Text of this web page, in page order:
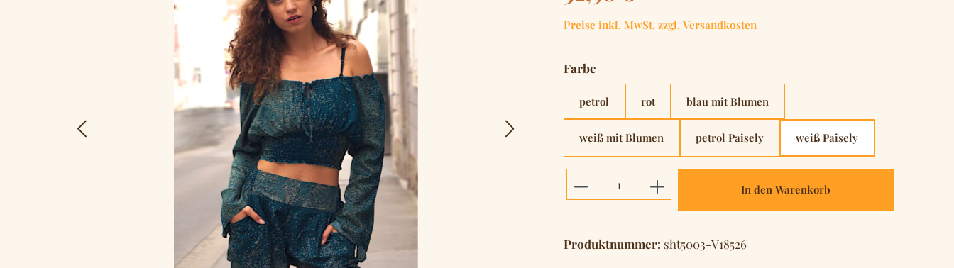
Preise inkl. MwSt. zzgl. Versandkosten
Farbe
petrol rot blau mit Blumen
weiß mit Blumen petrol Paisely weiß Paisely
Produkt Anzahl: Gib den gewünschten Wert
In den Warenkorb
Produktnummer: sht5003-V18526